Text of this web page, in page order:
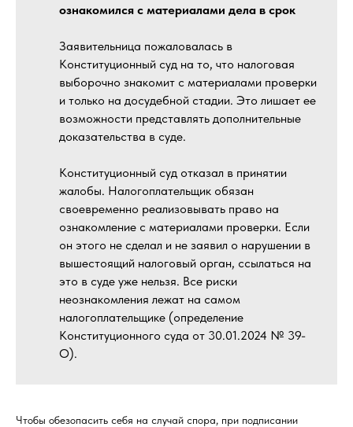
ознакомился с материалами дела в срок
Заявительница пожаловалась в
Конституционный суд на то, что налоговая
выборочно знакомит с материалами проверки
и только на досудебной стадии. Это лишает ее
возможности представлять дополнительные
доказательства в суде.
Конституционный суд отказал в принятии
жалобы. Налогоплательщик обязан
своевременно реализовывать право на
ознакомление с материалами проверки. Если
он этого не сделал и не заявил о нарушении в
вышестоящий налоговый орган, ссылаться на
это в суде уже нельзя. Все риски
неознакомления лежат на самом
налогоплательщике (определение
Конституционного суда от 30.01.2024 № 39-
О).
Чтобы обезопасить себя на случай спора, при подписании